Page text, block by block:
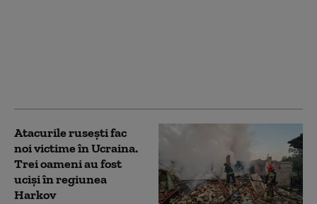
Atacurile rusești fac
noi victime în Ucraina.
Trei oameni au fost
uciși în regiunea
Harkov